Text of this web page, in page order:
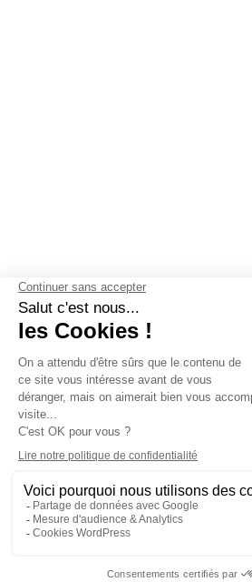
Contactez-nous-Mentions légales
confidentialité-Gestion des cookies